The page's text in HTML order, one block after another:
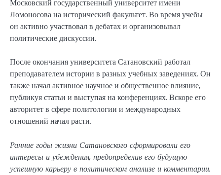
Московский государственный университет имени
Ломоносова на исторический факультет. Во время учебы
он активно участвовал в дебатах и организовывал
политические дискуссии.
После окончания университета Сатановский работал
преподавателем истории в разных учебных заведениях. Он
также начал активное научное и общественное влияние,
публикуя статьи и выступая на конференциях. Вскоре его
авторитет в сфере политологии и международных
отношений начал расти.
Ранние годы жизни Сатановского сформировали его
интересы и убеждения, предопределив его будущую
успешную карьеру в политическом анализе и комментарии.